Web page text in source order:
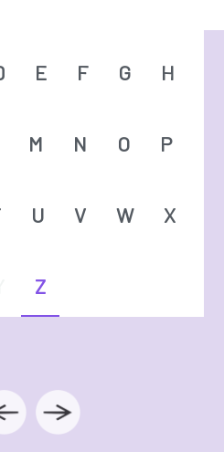
E F G H
M N O P
U V W X
Z